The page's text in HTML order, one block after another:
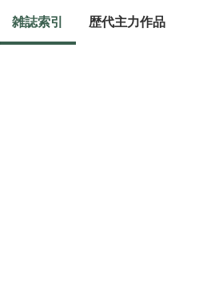
雑誌索引 歴代主力作品